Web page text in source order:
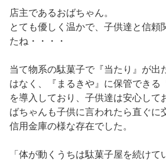
店主であるおばちゃん。
とても優しく温かで、子供達と信頼
たね・・・・
当て物系の駄菓子で『当たり』が出
はなく、『まるきや』に保管できる
を導入しており、子供達は安心して
ばちゃんも子供に言われたら直ぐに
信用金庫の様な存在でした。
「体が動くうちは駄菓子屋を続けて